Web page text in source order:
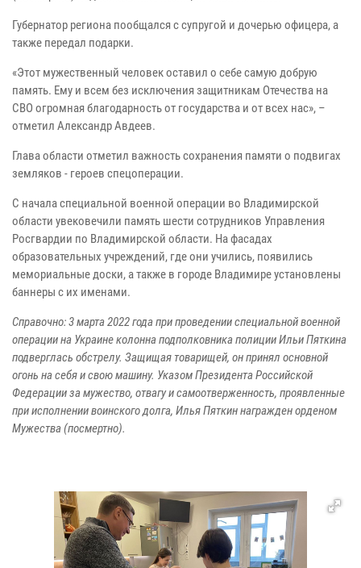
Губернатор региона пообщался с супругой и дочерью офицера, а
также передал подарки.
«Этот мужественный человек оставил о себе самую добрую
память. Ему и всем без исключения защитникам Отечества на
СВО огромная благодарность от государства и от всех нас», –
отметил Александр Авдеев.
Глава области отметил важность сохранения памяти о подвигах
земляков - героев спецоперации.
С начала специальной военной операции во Владимирской
области увековечили память шести сотрудников Управления
Росгвардии по Владимирской области. На фасадах
образовательных учреждений, где они учились, появились
мемориальные доски, а также в городе Владимире установлены
баннеры с их именами.
Справочно: 3 марта 2022 года при проведении специальной военной
операции на Украине колонна подполковника полиции Ильи Пяткина
подверглась обстрелу. Защищая товарищей, он принял основной
огонь на себя и свою машину. Указом Президента Российской
Федерации за мужество, отвагу и самоотверженность, проявленные
при исполнении воинского долга, Илья Пяткин награжден орденом
Мужества (посмертно).